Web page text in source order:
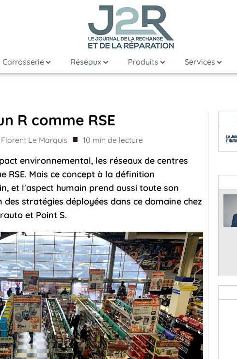
Carrosserie Réseaux Produits Services
R comme RSE
Florent Le Marquis ■ 10 min de lecture
environnemental, les réseaux de centres
RSE. Mais ce concept à la définition
et l'aspect humain prend aussi toute son
stratégies déployées dans ce domaine chez
et Point S.